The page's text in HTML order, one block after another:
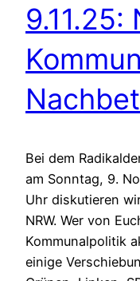
9.11.25:
Bei dem
am Sonntag, 9.
Uhr diskutieren
NRW. Wer von
Kommunalpolitik
einige